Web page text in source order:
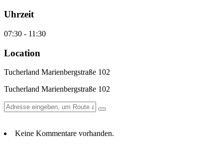
Uhrzeit
07:30 - 11:30
Location
Tucherland Marienbergstraße 102
Tucherland Marienbergstraße 102
Keine Kommentare vorhanden.